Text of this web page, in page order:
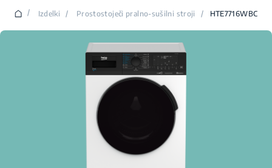
/ Izdelki / Prostostoječi pralno-sušilni stroji / HTE7716WBC